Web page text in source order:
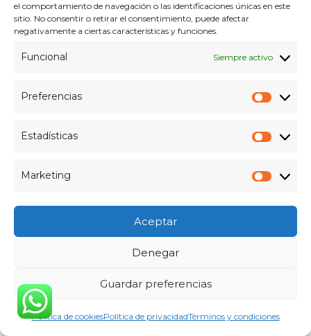
el comportamiento de navegación o las identificaciones únicas en este
sitio. No consentir o retirar el consentimiento, puede afectar
negativamente a ciertas características y funciones.
Funcional Siempre activo
Preferencias
Estadísticas
Marketing
Aceptar
Denegar
Guardar preferencias
Política de cookiesPolítica de privacidadTérminos y condiciones
estudiar con ia,herramientas de aprendizaje ia, modo profesor
ia,prompts educativos,tutor de inteligencia artificial
Información General